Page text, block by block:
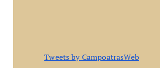
Tweets by CampoatrasWeb